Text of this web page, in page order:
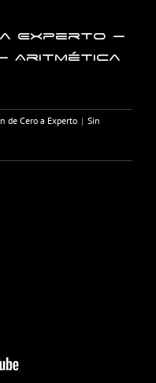
Experto –
Aritmética
de Cero a Experto | Sin